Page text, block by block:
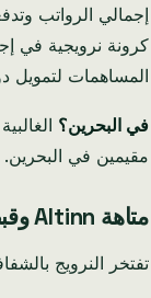
إجمالي الرواتب
المساهمات لتمويل
في البحرين؟
مقيمين في البحرين.
متاهة Altinn وقبضة FINFO: أعباء الامتثال
تفتخر النرويج